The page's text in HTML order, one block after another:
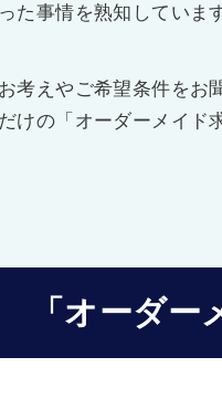
た事情を熟知していま
考えやご希望条件をお
けの「オーダーメイド
「オーダ